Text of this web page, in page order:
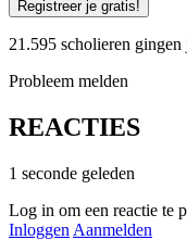
Registreer je gratis!
21.595 scholieren
Probleem melden
REACTIES
1 seconde geleden
Log in om een reactie te
Inloggen Aanmelden